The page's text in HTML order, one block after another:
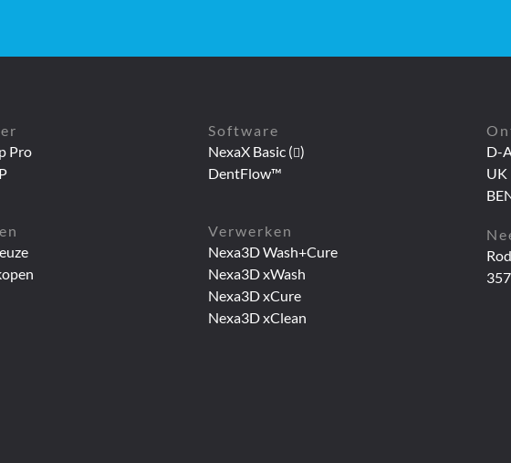
Pro
Software
NexaX Basic ( )
DentFlow™
Verwerken
Nexa3D Wash+Cure
Nexa3D xWash
Nexa3D xCure
Nexa3D xClean
D-
UK